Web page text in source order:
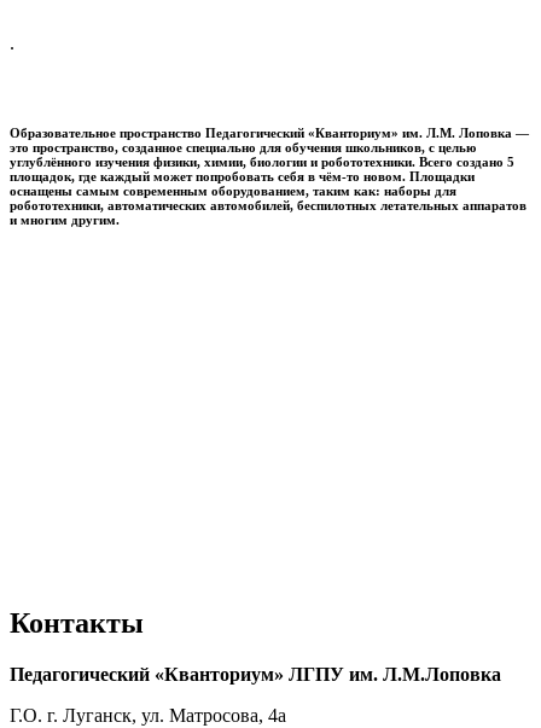
.
Образовательное пространство Педагогический «Кванториум» им. Л.М. Лоповка —
это пространство, созданное специально для обучения школьников, с целью
углублённого изучения физики, химии, биологии и робототехники. Всего создано 5
площадок, где каждый может попробовать себя в чём-то новом. Площадки
оснащены самым современным оборудованием, таким как: наборы для
робототехники, автоматических автомобилей, беспилотных летательных аппаратов
и многим другим.
Контакты
Педагогический «Кванториум» ЛГПУ им. Л.М.Лоповка
Г.О. г. Луганск, ул. Матросова, 4а